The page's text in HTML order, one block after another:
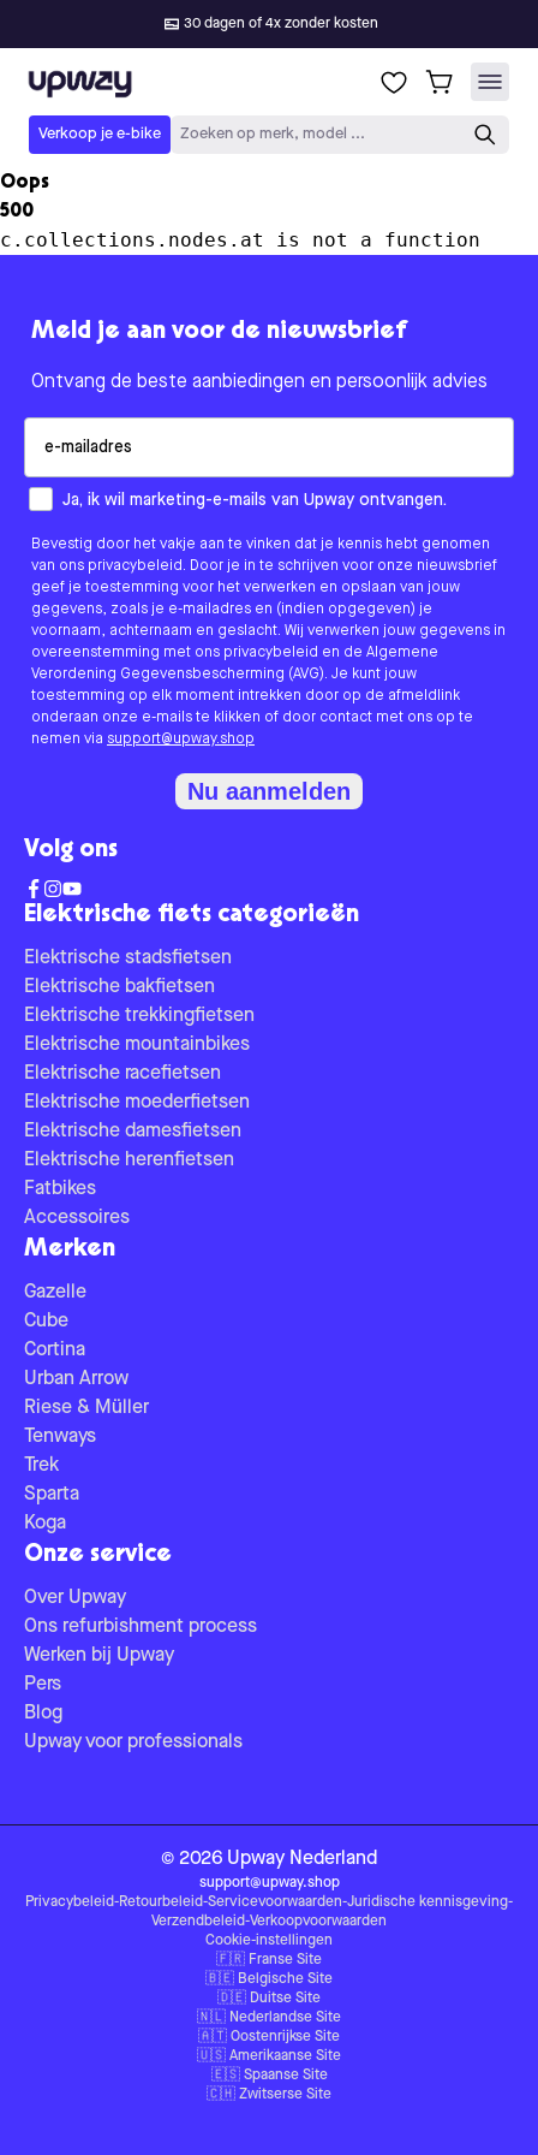
30 dagen of 4x zonder kosten
Upway
Verkoop je e-bike Zoeken op merk, model ...
Oops
500
c.collections.nodes.at is not a function
Elektrische fiets categorieën
Elektrische stadsfietsen
Elektrische bakfietsen
Elektrische trekkingfietsen
Elektrische mountainbikes
Elektrische racefietsen
Elektrische moederfietsen
Elektrische damesfietsen
Elektrische herenfietsen
Fatbikes
Accessoires
Merken
Gazelle
Cube
Cortina
Urban Arrow
Riese & Müller
Tenways
Trek
Sparta
Koga
Onze service
Over Upway
Ons refurbishment process
Werken bij Upway
Pers
Blog
Upway voor professionals
Meld je aan voor de nieuwsbrief
Ontvang de beste aanbiedingen en persoonlijk advies
How would you like to hear from us?
Ja, ik wil marketing-e-mails van Upway ontvangen.
Bevestig door het vakje aan te vinken dat je kennis hebt genomen
van ons privacybeleid. Door je in te schrijven voor onze nieuwsbrief
geef je toestemming voor het verwerken en opslaan van jouw
gegevens, zoals je e-mailadres en (indien opgegeven) je
voornaam, achternaam en geslacht. Wij verwerken jouw gegevens in
overeenstemming met ons privacybeleid en de Algemene
Verordening Gegevensbescherming (AVG). Je kunt jouw
toestemming op elk moment intrekken door op de afmeldlink
onderaan onze e-mails te klikken of door contact met ons op te
nemen via support@upway.shop
Nu aanmelden
Volg ons
© 2026 Upway Nederland
support@upway.shop
Privacybeleid-Retourbeleid-Servicevoorwaarden-Juridische kennisgeving-
Verzendbeleid-Verkoopvoorwaarden
Cookie-instellingen
🇫🇷 Franse Site
🇧🇪 Belgische Site
🇩🇪 Duitse Site
🇳🇱 Nederlandse Site
🇦🇹 Oostenrijkse Site
🇺🇸 Amerikaanse Site
🇪🇸 Spaanse Site
🇨🇭 Zwitserse Site